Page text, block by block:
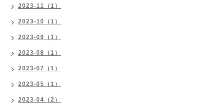
2023-11（1）
2023-10（1）
2023-09（1）
2023-08（1）
2023-07（1）
2023-05（1）
2023-04（2）